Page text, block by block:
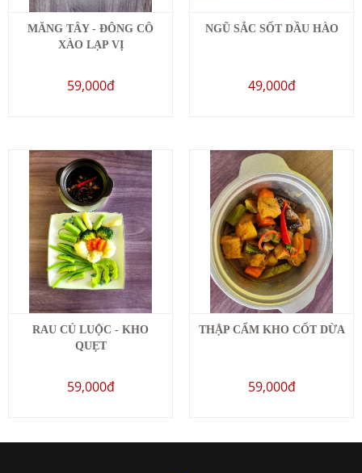
MĂNG TÂY - ĐÔNG CÔ
XÀO LẠP VỊ
59,000đ
NGŨ SẮC SỐT DẦU HÀO
49,000đ
RAU CỦ LUỘC - KHO
QUẸT
59,000đ
THẬP CẨM KHO CỐT DỪA
59,000đ